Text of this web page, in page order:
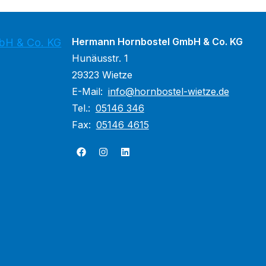
& Co. KG
Hermann Hornbostel GmbH & Co. KG
Hunäusstr. 1
29323 Wietze
E-Mail: info@hornbostel-wietze.de
Tel.: 05146 346
Fax: 05146 4615